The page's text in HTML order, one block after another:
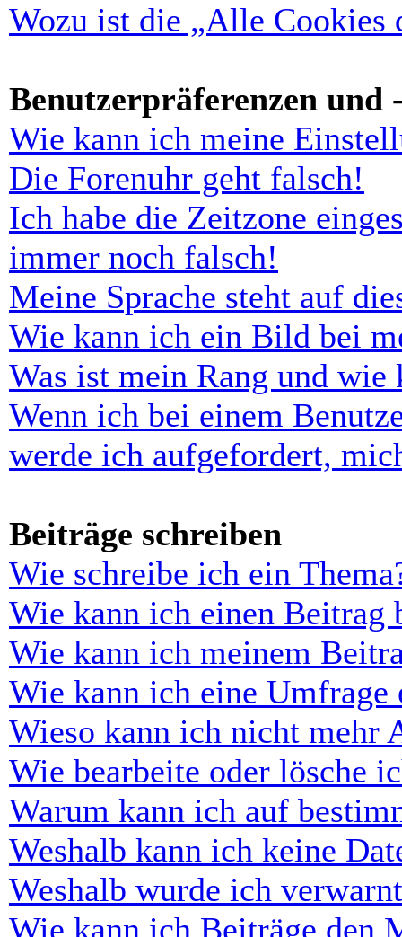
Wozu ist die „Alle Cookies
Benutzerpräferenzen und
Wie kann ich meine
Die Forenuhr geht falsch!
Ich habe die Zeitzone
immer noch falsch!
Meine Sprache steht auf
Wie kann ich ein Bild bei
Was ist mein Rang und wie
Wenn ich bei einem
werde ich aufgefordert,
Beiträge schreiben
Wie schreibe ich ein
Wie kann ich einen Beitrag
Wie kann ich meinem
Wie kann ich eine Umfrage
Wieso kann ich nicht mehr
Wie bearbeite oder lösche
Warum kann ich auf
Weshalb kann ich keine
Weshalb wurde ich
Wie kann ich Beiträge den